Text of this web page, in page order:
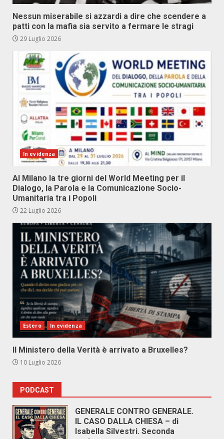
Nessun miserabile si azzardi a dire che scendere a
patti con la mafia sia servito a fermare le stragi
29 Luglio 2026
In evidenza
Al Milano la tre giorni del World Meeting per il
Dialogo, la Parola e la Comunicazione Socio-
Umanitaria tra i Popoli
22 Luglio 2026
Estero In evidenza
Il Ministero della Verità è arrivato a Bruxelles?
10 Luglio 2026
PODCAST
GENERALE CONTRO GENERALE.
IL CASO DALLA CHIESA – di
Isabella Silvestri. Seconda